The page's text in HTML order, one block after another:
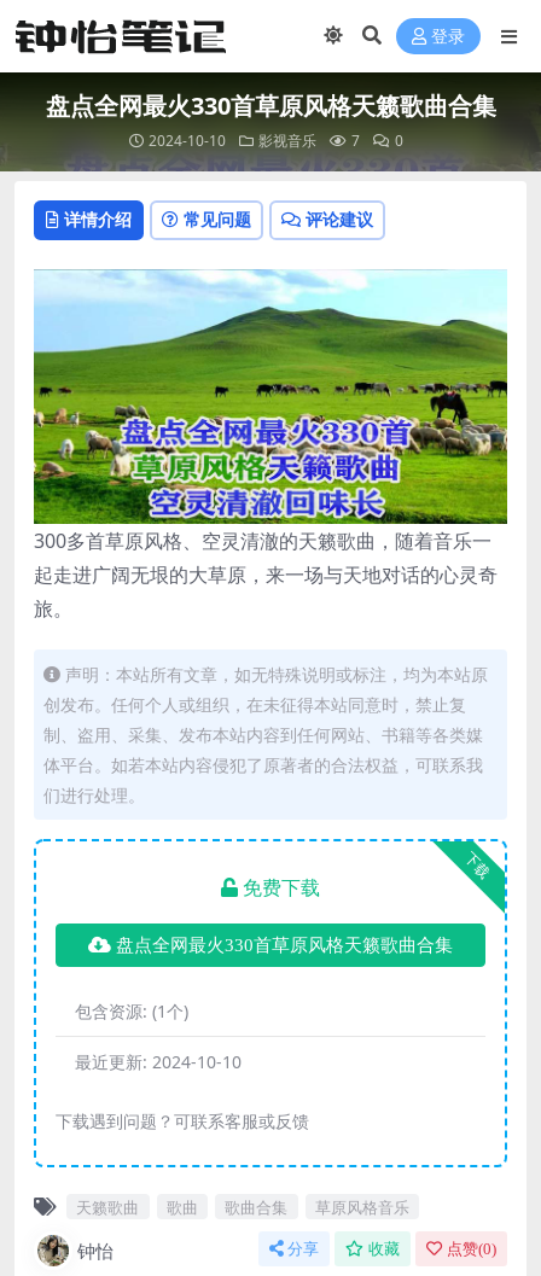
登录
盘点全网最火330首草原风格天籁歌曲合集
2024-10-10 影视音乐 7 0
详情介绍 常见问题 评论建议
300多首草原风格、空灵清澈的天籁歌曲，随着音乐一
起走进广阔无垠的大草原，来一场与天地对话的心灵奇
旅。
声明：本站所有文章，如无特殊说明或标注，均为本站原
创发布。任何个人或组织，在未征得本站同意时，禁止复
制、盗用、采集、发布本站内容到任何网站、书籍等各类媒
体平台。如若本站内容侵犯了原著者的合法权益，可联系我
们进行处理。
下载
免费下载
盘点全网最火330首草原风格天籁歌曲合集
包含资源: (1个)
最近更新: 2024-10-10
下载遇到问题？可联系客服或反馈
天籁歌曲 歌曲 歌曲合集 草原风格音乐
钟怡 分享 收藏 点赞(0)